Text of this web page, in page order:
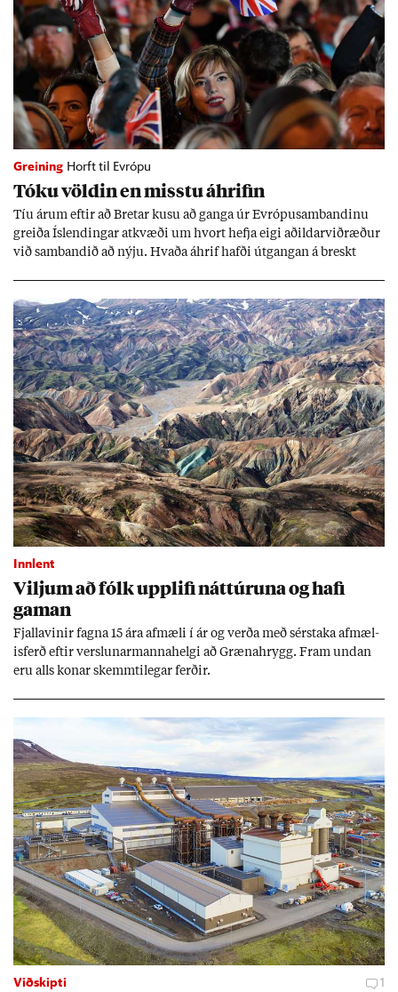
Greining Horft til Evrópu
Tóku völd­in en misstu áhrif­in
Tíu ár­um eft­ir að Bret­ar kusu að ganga úr Evr­ópu­sam­band­inu
greiða Ís­lend­ing­ar at­kvæði um hvort hefja eigi að­ild­ar­við­ræð­ur
við sam­band­ið að nýju. Hvaða áhrif hafði út­gang­an á breskt
Innlent
Vilj­um að fólk upp­lifi nátt­úr­una og hafi
gam­an
Fjalla­vin­ir fagna 15 ára af­mæli í ár og verða með sér­staka af­mæl­
is­ferð eft­ir versl­un­ar­manna­helgi að Græna­hrygg. Fram und­an
eru alls kon­ar skemmti­leg­ar ferð­ir.
Viðskipti 1